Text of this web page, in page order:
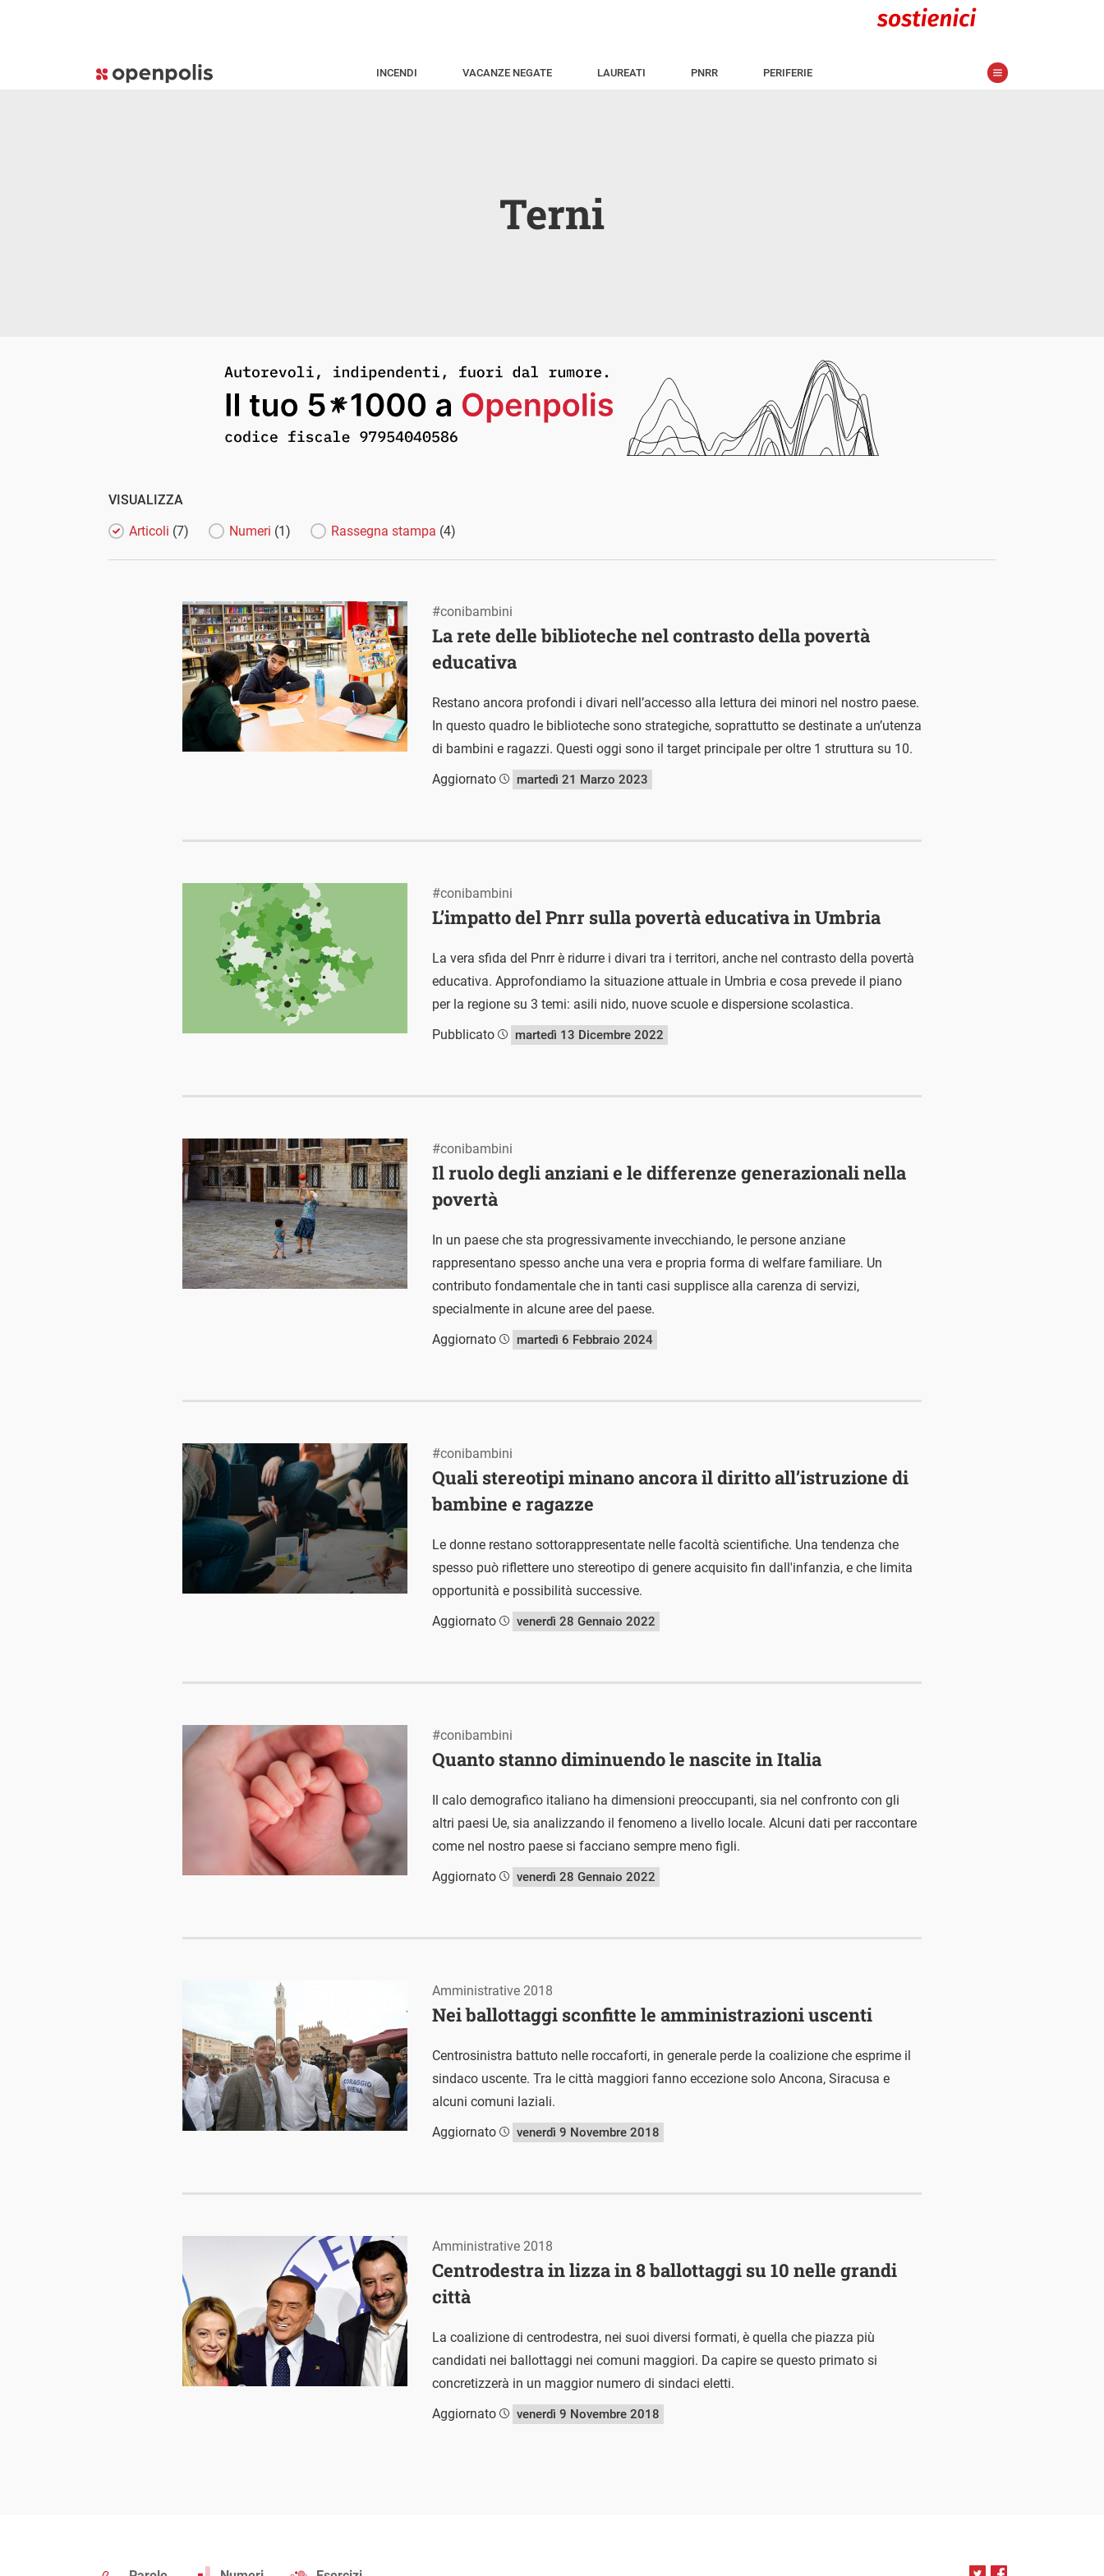
INCENDI VACANZE NEGATE LAUREATI PNRR PERIFERIE
Terni
VISUALIZZA
Articoli (7) Numeri (1) Rassegna stampa (4)
La rete delle biblioteche nel contrasto della povertà
educativa
#conibambini
Restano ancora profondi i divari nell’accesso alla lettura dei minori nel nostro paese.
In questo quadro le biblioteche sono strategiche, soprattutto se destinate a un’utenza
di bambini e ragazzi. Questi oggi sono il target principale per oltre 1 struttura su 10.
Aggiornato
martedì 21 Marzo 2023
L’impatto del Pnrr sulla povertà educativa in Umbria
#conibambini
La vera sfida del Pnrr è ridurre i divari tra i territori, anche nel contrasto della povertà
educativa. Approfondiamo la situazione attuale in Umbria e cosa prevede il piano
per la regione su 3 temi: asili nido, nuove scuole e dispersione scolastica.
Pubblicato
martedì 13 Dicembre 2022
Il ruolo degli anziani e le differenze generazionali nella
povertà
#conibambini
In un paese che sta progressivamente invecchiando, le persone anziane
rappresentano spesso anche una vera e propria forma di welfare familiare. Un
contributo fondamentale che in tanti casi supplisce alla carenza di servizi,
specialmente in alcune aree del paese.
Aggiornato
martedì 6 Febbraio 2024
Quali stereotipi minano ancora il diritto all’istruzione di
bambine e ragazze
#conibambini
Le donne restano sottorappresentate nelle facoltà scientifiche. Una tendenza che
spesso può riflettere uno stereotipo di genere acquisito fin dall'infanzia, e che limita
opportunità e possibilità successive.
Aggiornato
venerdì 28 Gennaio 2022
Quanto stanno diminuendo le nascite in Italia
#conibambini
Il calo demografico italiano ha dimensioni preoccupanti, sia nel confronto con gli
altri paesi Ue, sia analizzando il fenomeno a livello locale. Alcuni dati per raccontare
come nel nostro paese si facciano sempre meno figli.
Aggiornato
venerdì 28 Gennaio 2022
Nei ballottaggi sconfitte le amministrazioni uscenti
Amministrative 2018
Centrosinistra battuto nelle roccaforti, in generale perde la coalizione che esprime il
sindaco uscente. Tra le città maggiori fanno eccezione solo Ancona, Siracusa e
alcuni comuni laziali.
Aggiornato
venerdì 9 Novembre 2018
Centrodestra in lizza in 8 ballottaggi su 10 nelle grandi
città
Amministrative 2018
La coalizione di centrodestra, nei suoi diversi formati, è quella che piazza più
candidati nei ballottaggi nei comuni maggiori. Da capire se questo primato si
concretizzerà in un maggior numero di sindaci eletti.
Aggiornato
venerdì 9 Novembre 2018